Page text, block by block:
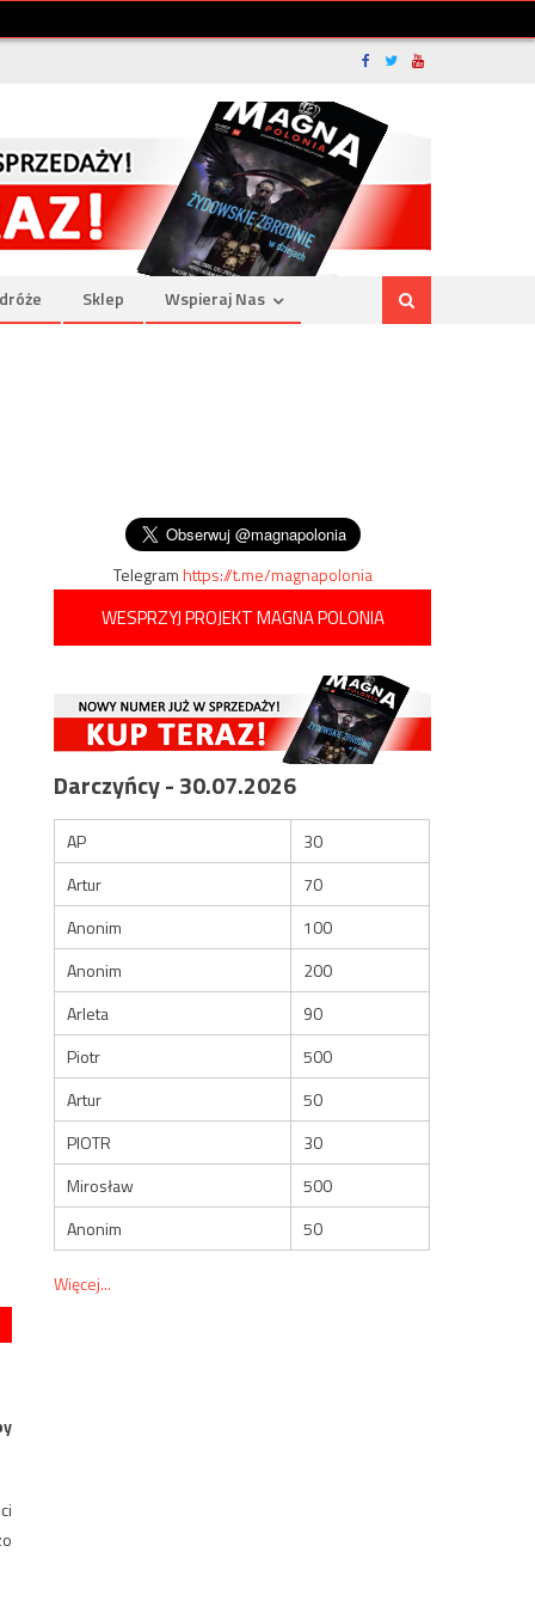
Sklep Wspieraj Nas
Telegramhttps://t.me/magnapolonia
WESPRZYJ PROJEKT MAGNA POLONIA
Darczyńcy - 30.07.2026
AP
30
Artur
70
Anonim
100
Anonim
200
Arleta
90
Piotr
500
Artur
50
PIOTR
30
Mirosław
500
Anonim
50
Więcej...